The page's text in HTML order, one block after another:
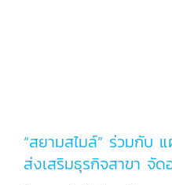
“สยามสไมล์” ร่วมกับ
ส่งเสริมธุรกิจสาขา จัด